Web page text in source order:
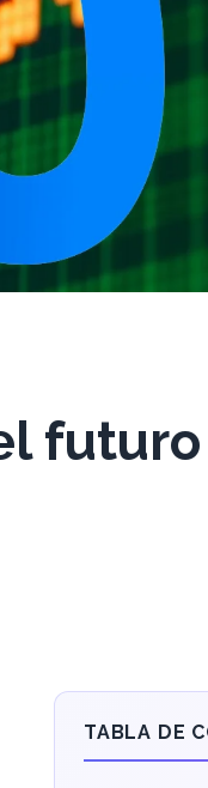
futuro
TABLA DE